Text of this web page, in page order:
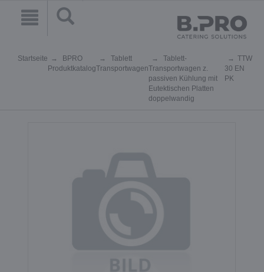
Startseite
BPRO
Produktkatalog
Tablett
Transportwagen
Tablett-
Transportwagen z.
passiven Kühlung mit
Eutektischen Platten
doppelwandig
TTW
30 EN
PK